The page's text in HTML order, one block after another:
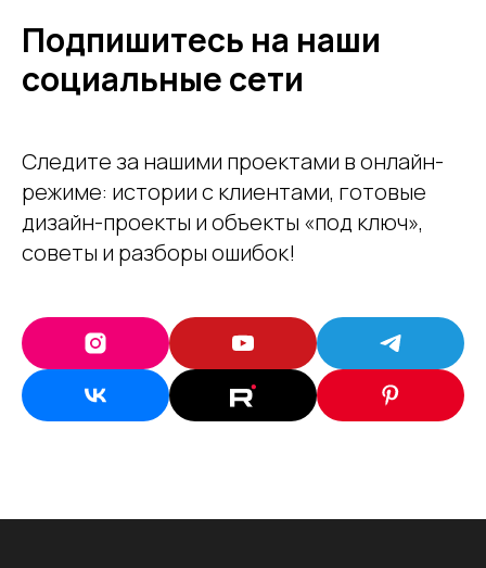
Подпишитесь на наши
социальные сети
Следите за нашими проектами в онлайн-
режиме: истории с клиентами, готовые
дизайн-проекты и объекты «под ключ» ,
советы и разборы ошибок!